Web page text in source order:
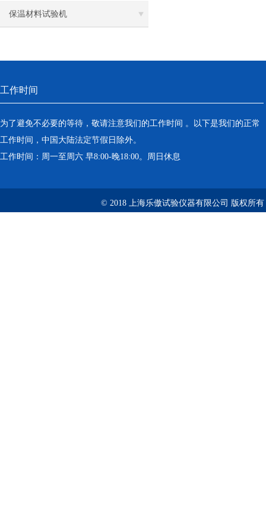
保温材料试验机
工作时间
为了避免不必要的等待，敬请注意我们的工作时间 。以下是我们的正常
工作时间，中国大陆法定节假日除外。
工作时间：周一至周六 早8:00-晚18:00。周日休息
© 2018 上海乐傲试验仪器有限公司 版权所